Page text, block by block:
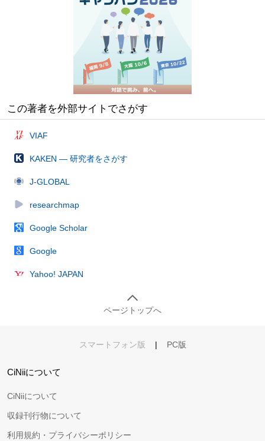
この著者を外部サイトでさがす
VIAF
KAKEN — 研究者をさがす
J-GLOBAL
researchmap
Google Scholar
Google
Yahoo! JAPAN
ページトップへ
スマートフォン版 | PC版
CiNiiについて
CiNiiについて
収録刊行物について
利用規約・プライバシーポリシー